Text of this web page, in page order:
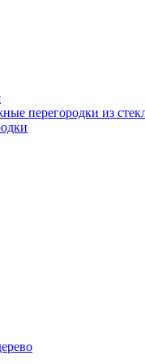
перегородки из